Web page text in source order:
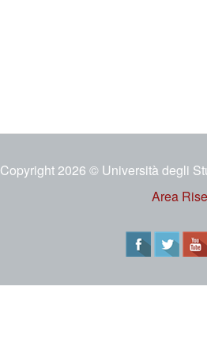
Copyright 2026 © Università degli
Area